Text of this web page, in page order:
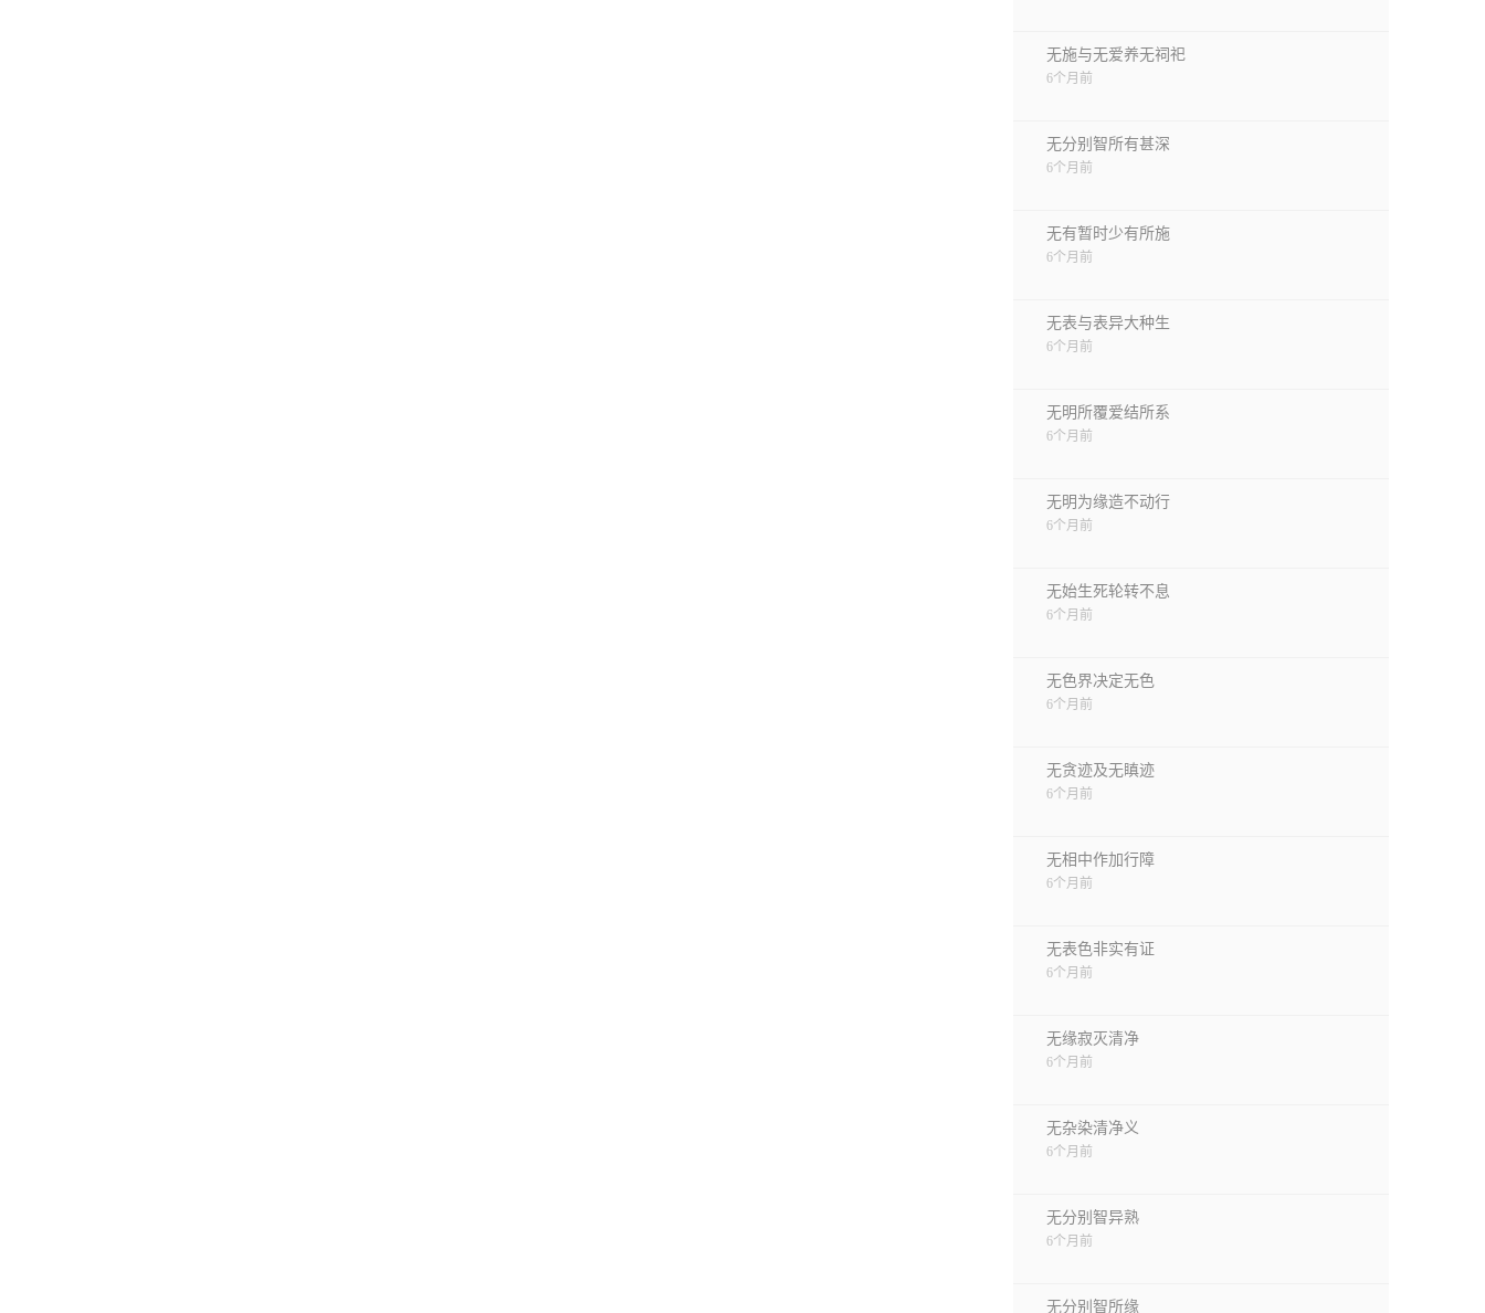
无施与无爱养无祠祀
6个月前
无分别智所有甚深
6个月前
无有暂时少有所施
6个月前
无表与表异大种生
6个月前
无明所覆爱结所系
6个月前
无明为缘造不动行
6个月前
无始生死轮转不息
6个月前
无色界决定无色
6个月前
无贪迹及无瞋迹
6个月前
无相中作加行障
6个月前
无表色非实有证
6个月前
无缘寂灭清净
6个月前
无杂染清净义
6个月前
无分别智异熟
6个月前
无分别智所缘